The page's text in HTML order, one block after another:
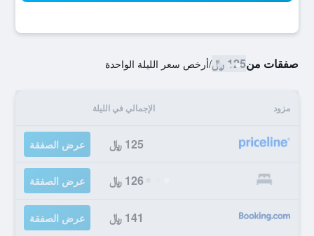
صفقات من125 ﷼ /أرخص سعر الليلة الواحدة
مزود الإجمالي في الليلة
125 ﷼ عرض الصفقة
126 ﷼ عرض الصفقة
141 ﷼ عرض الصفقة